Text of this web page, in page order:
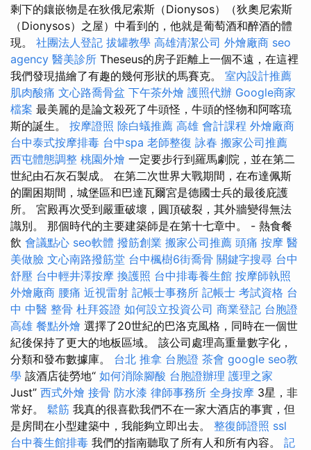
剩下的鑲嵌物是在狄俄尼索斯（Dionysos）（狄奧尼索斯
（Dionysos）之屋）中看到的，他就是葡萄酒和醉酒的體
現。 社團法人登記 拔罐教學 高雄清潔公司 外燴廠商 seo
agency 醫美診所 Theseus的房子距離上一個不遠，在這裡
我們發現描繪了有趣的幾何形狀的馬賽克。 室內設計推薦
肌肉酸痛 文心路喬骨盆 下午茶外燴 護照代辦 Google商家
檔案 最美麗的是論文殺死了牛頭怪，牛頭的怪物和阿喀琉
斯的誕生。 按摩證照 除白蟻推薦 高雄 會計課程 外燴廠商
台中泰式按摩排毒 台中spa 老師整復 詠春 搬家公司推薦
西屯體態調整 桃園外燴 一定要步行到羅馬劇院，並在第二
世紀由石灰石製成。 在第二次世界大戰期間，在布達佩斯
的圍困期間，城堡區和巴達瓦爾宮是德國士兵的最後庇護
所。 宮殿再次受到嚴重破壞，圓頂破裂，其外牆變得無法
識別。 那個時代的主要建築師是在第十七章中。 - 熱食餐
飲 會議點心 seo軟體 撥筋創業 搬家公司推薦 頭痛 按摩 醫
美做臉 文心南路撥筋堂 台中楓樹6街喬骨 關鍵字搜尋 台中
舒壓 台中輕井澤按摩 換護照 台中排毒養生館 按摩師執照
外燴廠商 腰痛 近視雷射 記帳士事務所 記帳士 考試資格 台
中 中醫 整骨 杜拜簽證 如何設立投資公司 商業登記 台胞證
高雄 餐點外燴 選擇了20世紀的巴洛克風格，同時在一個世
紀後保持了更大的地板區域。 該公司處理高重量數字化，
分類和發布數據庫。 台北 推拿 台胞證 茶會 google seo教
學 該酒店徒勞地“ 如何消除腳酸 台胞證辦理 護理之家
Just” 西式外燴 接骨 防水漆 律師事務所 全身按摩 3星，非
常好。 鬆筋 我真的很喜歡我們不在一家大酒店的事實，但
是房間在小型建築中，我能夠立即出去。 整復師證照 ssl
台中養生館排毒 我們的指南聽取了所有人和所有內容。 記